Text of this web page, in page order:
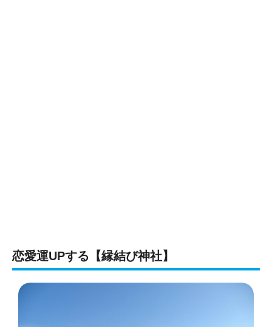
恋愛運UPする【縁結び神社】